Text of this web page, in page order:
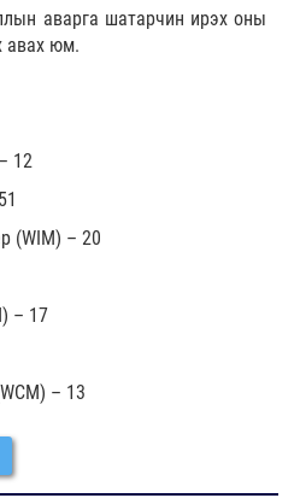
аварга шатарчин ирэх оны
авах юм.
12
(WIM) – 20
– 17
– 13